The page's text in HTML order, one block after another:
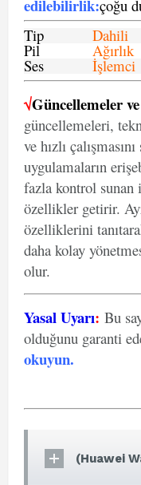
edilebilirlik:çoğu
Tip
Dahili
Pil Ağırlık
Ses İşlemci
√Güncellemeler
güncellemeleri,
ve hızlı
uygulamaların
fazla kontrol
özellikler getirir.
özelliklerini
daha kolay
olur.
Yasal Uyarı: Bu
olduğunu garanti
okuyun.
(Huawei